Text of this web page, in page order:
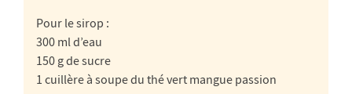
Pour le sirop :
300 ml d’eau
150 g de sucre
1 cuillère à soupe du thé vert mangue passion